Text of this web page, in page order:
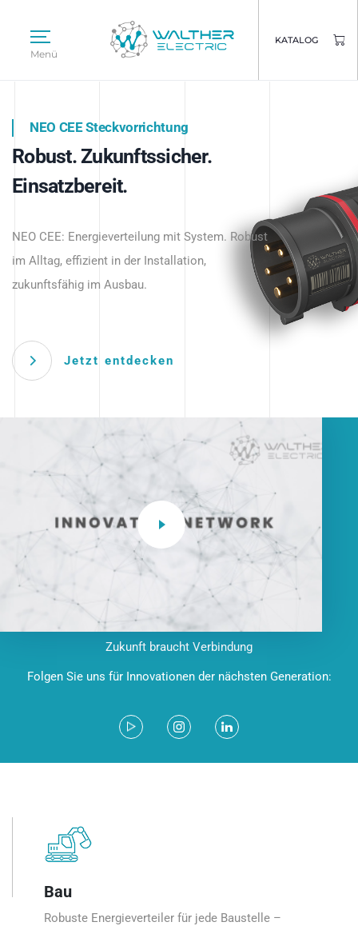
Menü
KATALOG
Intelligente Stromverteilung
beginnt hier.
NEO CEE Steckvorrichtung
Robust. Zukunftssicher.
Einsatzbereit.
NEO CEE: Energieverteilung mit System. Robust
im Alltag, effizient in der Installation,
zukunftsfähig im Ausbau.
Jetzt entdecken
Intelligenz trifft Energie.
Anwendungen – robust, IP-geschützt und
zukunftsfähig.
Zukunft braucht Verbindung
Folgen Sie uns für Innovationen der nächsten Generation:
Bau
Robuste Energieverteiler für jede Baustelle –